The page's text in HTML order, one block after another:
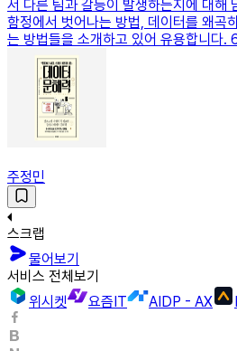
서 다른 팀과 갈등이 발생하는지에 대해
함정에서 벗어나는 방법, 데이터를 왜곡
는 방법들을 소개하고 있어 유용합니다.
주정민
스크랩
물어보기
서비스 전체보기
위시켓
요즘IT AIDP - AX